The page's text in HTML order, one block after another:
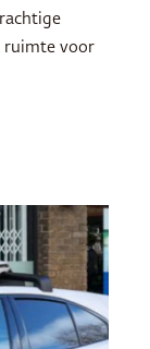
ruimte voor